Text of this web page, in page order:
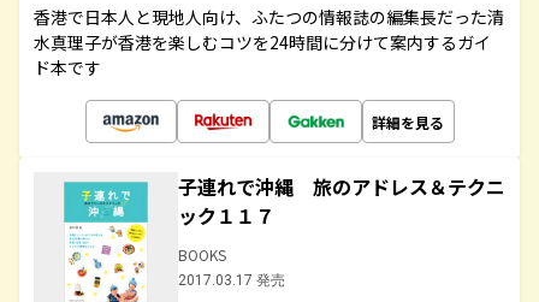
香港で日本人と現地人向け、ふたつの情報誌の編集長だった清
水真理子が香港を楽しむコツを24時間に分けて案内するガイ
ド本です
詳細を見る
子連れで沖縄 旅のアドレス＆テクニ
ック１１７
BOOKS
2017.03.17 発売